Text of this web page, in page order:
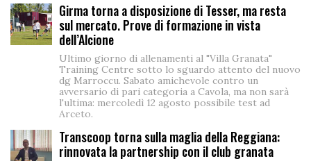
Girma torna a disposizione di Tesser, ma resta
sul mercato. Prove di formazione in vista
dell’Alcione
Ultimo giorno di allenamenti al "Villa Granata"
Training Centre sotto lo sguardo attento del nuovo
dg Marroccu. Sabato amichevole contro un
avversario di pari categoria a Cavola, ma non sarà
l'ultima: mercoledì 12 agosto possibile test ad
Arceto.
Transcoop torna sulla maglia della Reggiana:
rinnovata la partnership con il club granata